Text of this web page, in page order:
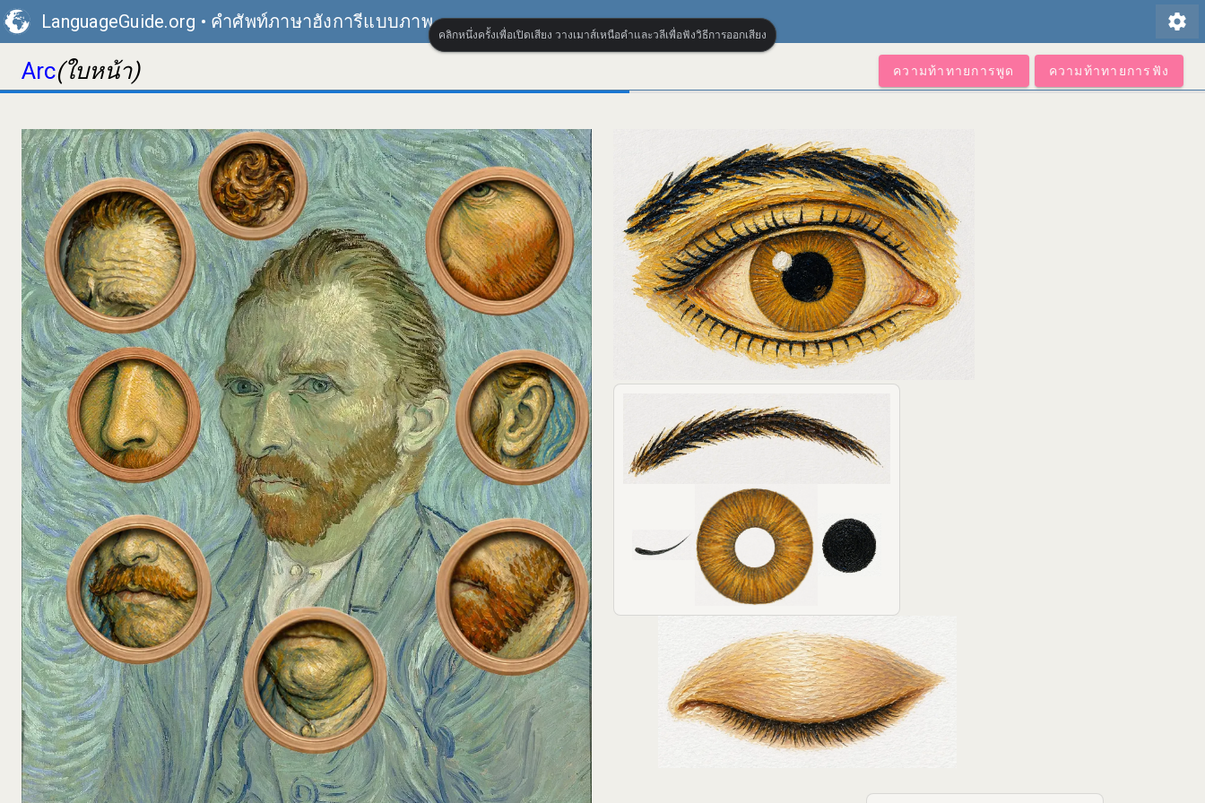
LanguageGuide.org • คำศัพท์ภาษาฮังการีแบบภาพ settings
Arc(ใบหน้า) ความท้าทายการพูด ความท้าทายการฟัง
คลิกหนึ่งครั้งเพื่อเปิดเสียง วางเมาส์เหนือคำและวลีเพื่อฟังวิธีการออกเสียง